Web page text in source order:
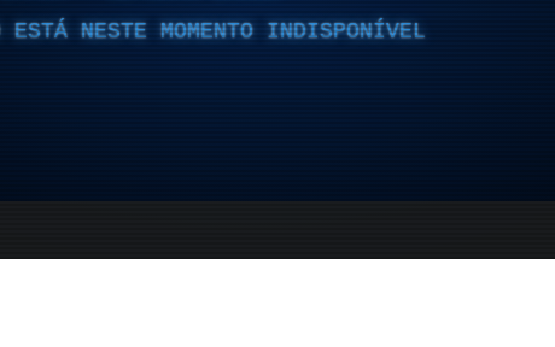
ESTÁ NESTE MOMENTO INDISPONÍVEL